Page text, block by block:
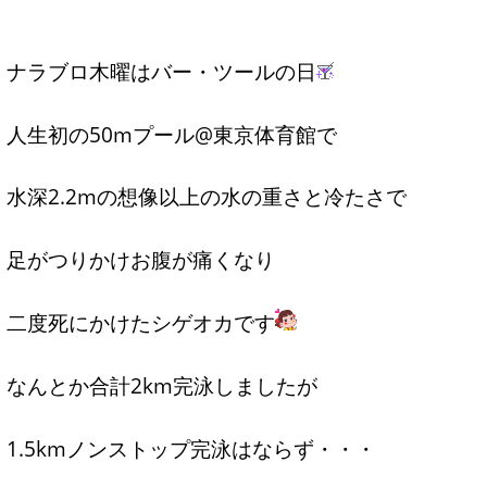
ナラブロ木曜はバー・ツールの日
人生初の50mプール@東京体育館で
水深2.2mの想像以上の水の重さと冷たさで
足がつりかけお腹が痛くなり
二度死にかけたシゲオカです
なんとか合計2km完泳しましたが
1.5kmノンストップ完泳はならず・・・